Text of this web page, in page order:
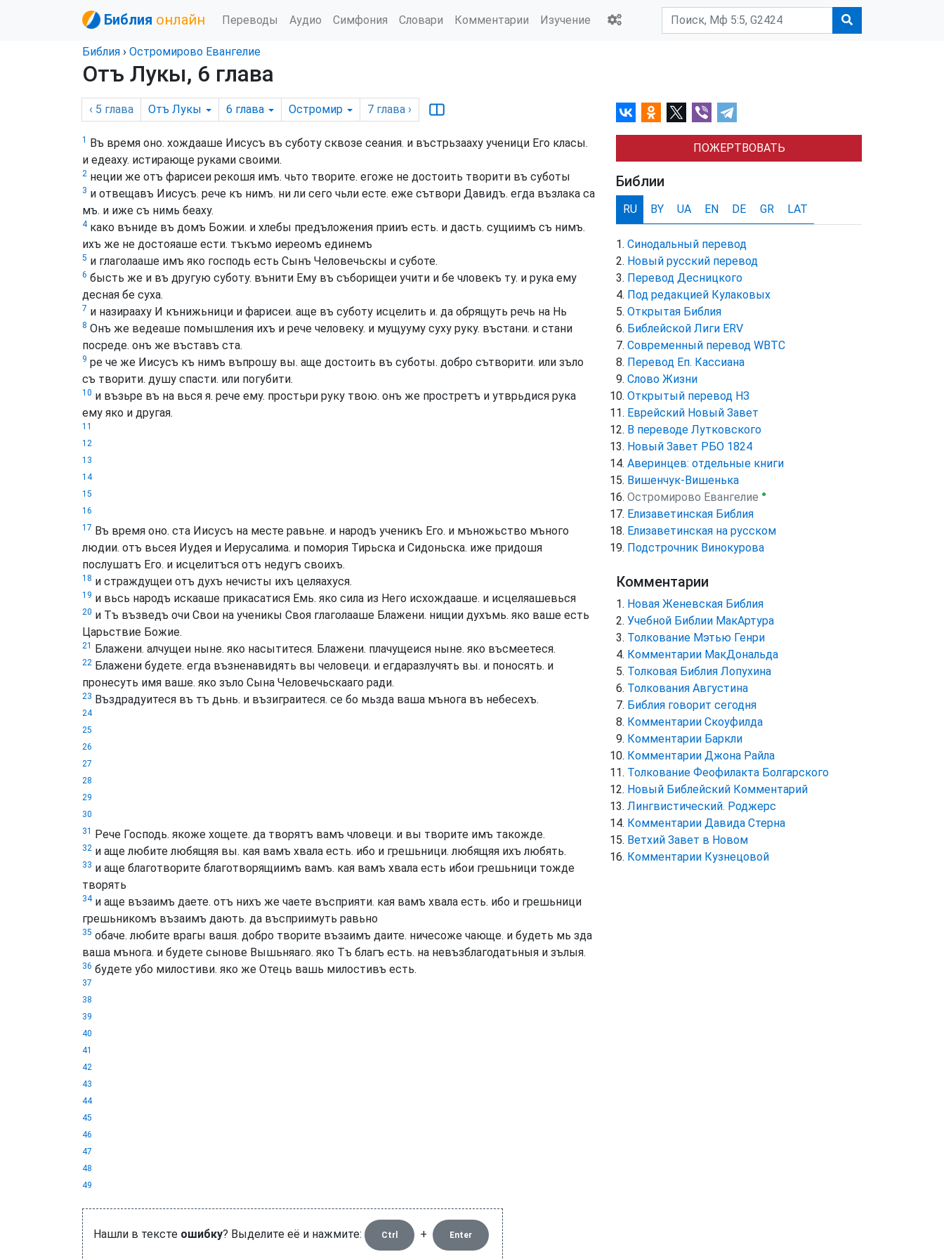
Библия онлайн Переводы Аудио Симфония Словари Комментарии Изучение
Библия › Остромирово Евангелие
Отъ Лукы, 6 глава
‹ 5 глава Отъ Лукы 6 глава Остромир 7 глава ›
1 Въ время оно. хождааше Иисусъ въ суботу сквозе сеания. и въстрьзааху ученици Его класы.
и едеаху. истирающе руками своими.
2 неции же отъ фарисеи рекошя имъ. чьто творите. егоже не достоить творити въ суботы
3 и отвещавъ Иисусъ. рече къ нимъ. ни ли сего чьли есте. еже сътвори Давидъ. егда възлака са
мъ. и иже съ нимь беаху.
4како въниде въ домъ Божии. и хлебы предъложения прииъ есть. и дасть. сущиимъ съ нимъ.
ихъ же не достояаше ести. тъкъмо иереомъ единемъ
5 и глаголааше имъ яко господь есть Сынъ Человечьскы и суботе.
6 бысть же и въ другую суботу. вънити Ему въ съборищеи учити и бе чловекъ ту. и рука ему
десная бе суха.
7 и назирааху И кънижьници и фарисеи. аще въ суботу исцелить и. да обрящуть речь на Нь
8 Онъ же ведеаше помышления ихъ и рече человеку. и мущууму суху руку. въстани. и стани
посреде. онъ же въставъ ста.
9 ре че же Иисусъ къ нимъ въпрошу вы. аще достоить въ суботы. добро сътворити. или зъло
съ творити. душу спасти. или погубити.
10 и възьре въ на вься я. рече ему. простьри руку твою. онъ же простретъ и утврьдися рука
ему яко и другая.
11
12
13
14
15
16
17 Въ время оно. ста Иисусъ на месте равьне. и народъ ученикъ Его. и мъножьство мъного
людии. отъ вьсея Иудея и Иерусалима. и помория Тирьска и Сидоньска. иже придошя
послушатъ Его. и исцелитъся отъ недугъ своихъ.
18 и страждущеи отъ духъ нечисты ихъ целяахуся.
19 и вьсь народъ искааше прикасатися Емь. яко сила из Него исхождааше. и исцеляашевься
20 и Тъ възведъ очи Свои на ученикы Своя глаголааше Блажени. нищии духъмь. яко ваше есть
Царьствие Божие.
21 Блажени. алчущеи ныне. яко насытитеся. Блажени. плачущеися ныне. яко въсмеетеся.
22 Блажени будете. егда възненавидять вы человеци. и егдаразлучять вы. и поносять. и
пронесуть имя ваше. яко зъло Сына Человечьскааго ради.
23 Въздрадуитеся въ тъ дьнь. и възиграитеся. се бо мьзда ваша мънога въ небесехъ.
24
25
26
27
28
29
30
31 Рече Господь. якоже хощете. да творятъ вамъ чловеци. и вы творите имъ такожде.
32 и аще любите любящяя вы. кая вамъ хвала есть. ибо и грешьници. любящяя ихъ любять.
33 и аще благотворите благотворящиимъ вамъ. кая вамъ хвала есть ибои грешьници тожде
творять
34и аще възаимъ даете. отъ нихъ же чаете въсприяти. кая вамъ хвала есть. ибо и грешьници
грешьникомъ възаимъ дають. да въсприимуть равьно
35 обаче. любите врагы вашя. добро творите възаимъ даите. ничесоже чающе. и будеть мь зда
ваша мънога. и будете сынове Вышьняаго. яко Тъ благъ есть. на невъзблагодатьныя и зълыя.
36 будете убо милостиви. яко же Отець вашь милостивъ есть.
37
38
39
40
41
42
43
44
45
46
47
48
49
Нашли в тексте ошибку? Выделите её и нажмите: Ctrl + Enter
ПОЖЕРТВОВАТЬ
Библии
RU BY UA EN DE GR LAT
Синодальный перевод
Новый русский перевод
Перевод Десницкого
Под редакцией Кулаковых
Открытая Библия
Библейской Лиги ERV
Cовременный перевод WBTC
Перевод Еп. Кассиана
Слово Жизни
Открытый перевод НЗ
Еврейский Новый Завет
В переводе Лутковского
Новый Завет РБО 1824
Аверинцев: отдельные книги
Вишенчук-Вишенька
Остромирово Евангелие ●
Елизаветинская Библия
Елизаветинская на русском
Подстрочник Винокурова
Комментарии
Новая Женевская Библия
Учебной Библии МакАртура
Толкование Мэтью Генри
Комментарии МакДональда
Толковая Библия Лопухина
Толкования Августина
Библия говорит сегодня
Комментарии Скоуфилда
Комментарии Баркли
Комментарии Джона Райла
Толкование Феофилакта Болгарского
Новый Библейский Комментарий
Лингвистический. Роджерс
Комментарии Давида Стерна
Ветхий Завет в Новом
Комментарии Кузнецовой